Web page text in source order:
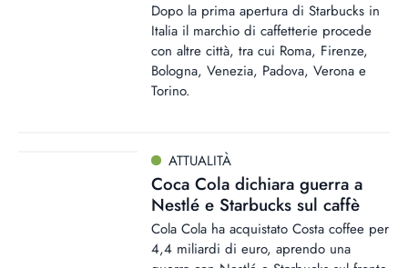
Dopo la prima apertura di Starbucks in
Italia il marchio di caffetterie procede
con altre città, tra cui Roma, Firenze,
Bologna, Venezia, Padova, Verona e
Torino.
ATTUALITÀ
Coca Cola dichiara guerra a
Nestlé e Starbucks sul caffè
Cola Cola ha acquistato Costa coffee per
4,4 miliardi di euro, aprendo una